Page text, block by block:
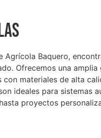
Agrícola Baquero,
Ofrecemos una
con materiales de alta
ideales para sistemas
proyectos